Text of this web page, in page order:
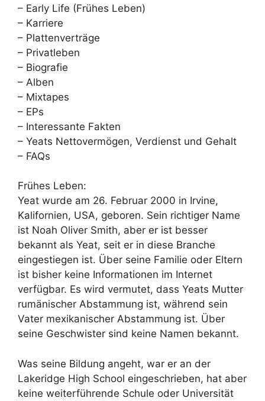
– Early Life (Frühes Leben)
– Karriere
– Plattenverträge
– Privatleben
– Biografie
– Alben
– Mixtapes
– EPs
– Interessante Fakten
– Yeats Nettovermögen, Verdienst und Gehalt
– FAQs
Frühes Leben:
Yeat wurde am 26. Februar 2000 in Irvine,
Kalifornien, USA, geboren. Sein richtiger Name
ist Noah Oliver Smith, aber er ist besser
bekannt als Yeat, seit er in diese Branche
eingestiegen ist. Über seine Familie oder Eltern
ist bisher keine Informationen im Internet
verfügbar. Es wird vermutet, dass Yeats Mutter
rumänischer Abstammung ist, während sein
Vater mexikanischer Abstammung ist. Über
seine Geschwister sind keine Namen bekannt.
Was seine Bildung angeht, war er an der
Lakeridge High School eingeschrieben, hat aber
keine weiterführende Schule oder Universität